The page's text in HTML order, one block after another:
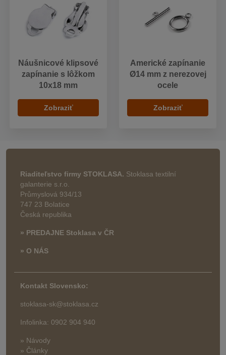
Náušnicové klipsové
zapínanie s lôžkom
10x18 mm
Zobraziť
Americké zapínanie
Ø14 mm z nerezovej
ocele
Zobraziť
Riaditeľstvo firmy STOKLASA. Stoklasa textilní
galanterie s.r.o.
Průmyslová 934/13
747 23 Bolatice
Česká republika
» PREDAJNE Stoklasa v ČR
» O NÁS
Kontakt Slovensko:
stoklasa-sk@stoklasa.cz
Infolinka: 0902 904 940
» Návody
» Články